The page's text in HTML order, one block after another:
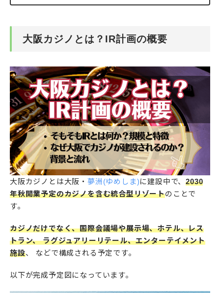
大阪カジノとは？IR計画の概要
大阪カジノとは大阪・ 夢洲(ゆめしま)に建設中で、2030
年秋開業予定のカジノを含む統合型リゾートのことで
す。
カジノだけでなく、国際会議場や展示場、ホテル、レス
トラン、 ラグジュアリーリテール、エンターテイメント
施設、 などで構成される予定です。
以下が完成予定図になっています。